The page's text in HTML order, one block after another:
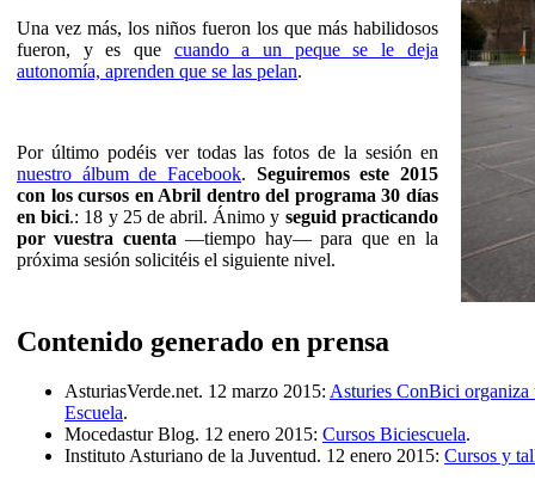
Una vez más, los niños fueron los que más habilidosos
fueron, y es que cuando a un peque se le deja
autonomía, aprenden que se las pelan.
Por último podéis ver todas las fotos de la sesión en
nuestro álbum de Facebook. Seguiremos este 2015
con los cursos en Abril dentro del programa 30 días
en bici.: 18 y 25 de abril. Ánimo y seguid practicando
por vuestra cuenta —tiempo hay— para que en la
próxima sesión solicitéis el siguiente nivel.
Contenido generado en prensa
AsturiasVerde.net. 12 marzo 2015: Asturies ConBici
Escuela.
Mocedastur Blog. 12 enero 2015: Cursos Biciescuela.
Instituto Asturiano de la Juventud. 12 enero 2015: Cursos y